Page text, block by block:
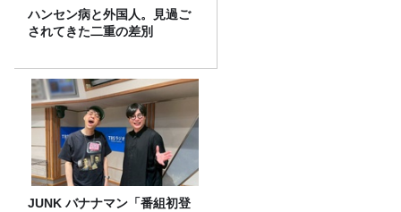
ハンセン病と外国人。見過ご
されてきた二重の差別
JUNK バナナマン「番組初登